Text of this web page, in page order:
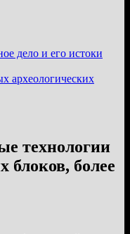
дело и его истоки
археологических
технологии
блоков, более